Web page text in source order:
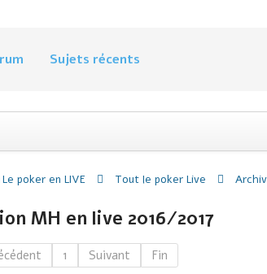
Sujets récents
Le poker en LIVE Tout le poker Live
MH en live 2016/2017
1 Suivant Fin